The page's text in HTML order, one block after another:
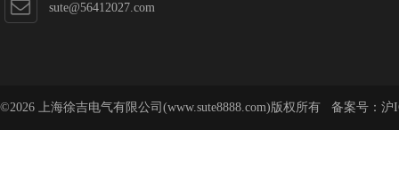
sute@56412027.com
©2026 上海徐吉电气有限公司(www.sute8888.com)版权所有 备案号： 沪